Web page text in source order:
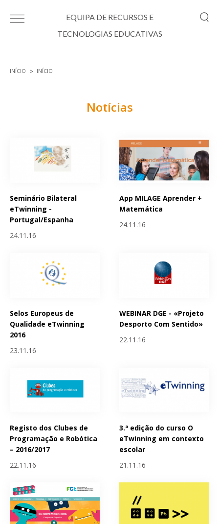
EQUIPA DE RECURSOS E
TECNOLOGIAS EDUCATIVAS
INÍCIO INÍCIO
Notícias
Seminário Bilateral
eTwinning -
Portugal/Espanha
24.11.16
App MILAGE Aprender +
Matemática
24.11.16
Selos Europeus de
Qualidade eTwinning
2016
23.11.16
WEBINAR DGE - «Projeto
Desporto Com Sentido»
22.11.16
Registo dos Clubes de
Programação e Robótica
– 2016/2017
22.11.16
3.ª edição do curso O
eTwinning em contexto
escolar
21.11.16
Páginas